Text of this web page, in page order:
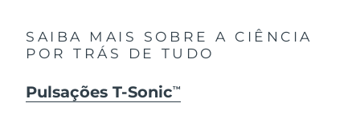
SAIBA MAIS SOBRE A CIÊNCIA
POR TRÁS DE TUDO
Pulsações T-SonicTM